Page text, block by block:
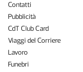
Contatti
Pubblicità
CdT Club Card
Viaggi del Corriere
Lavoro
Funebri